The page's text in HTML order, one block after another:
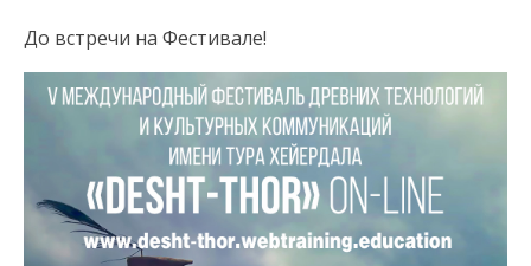
До встречи на Фестивале!